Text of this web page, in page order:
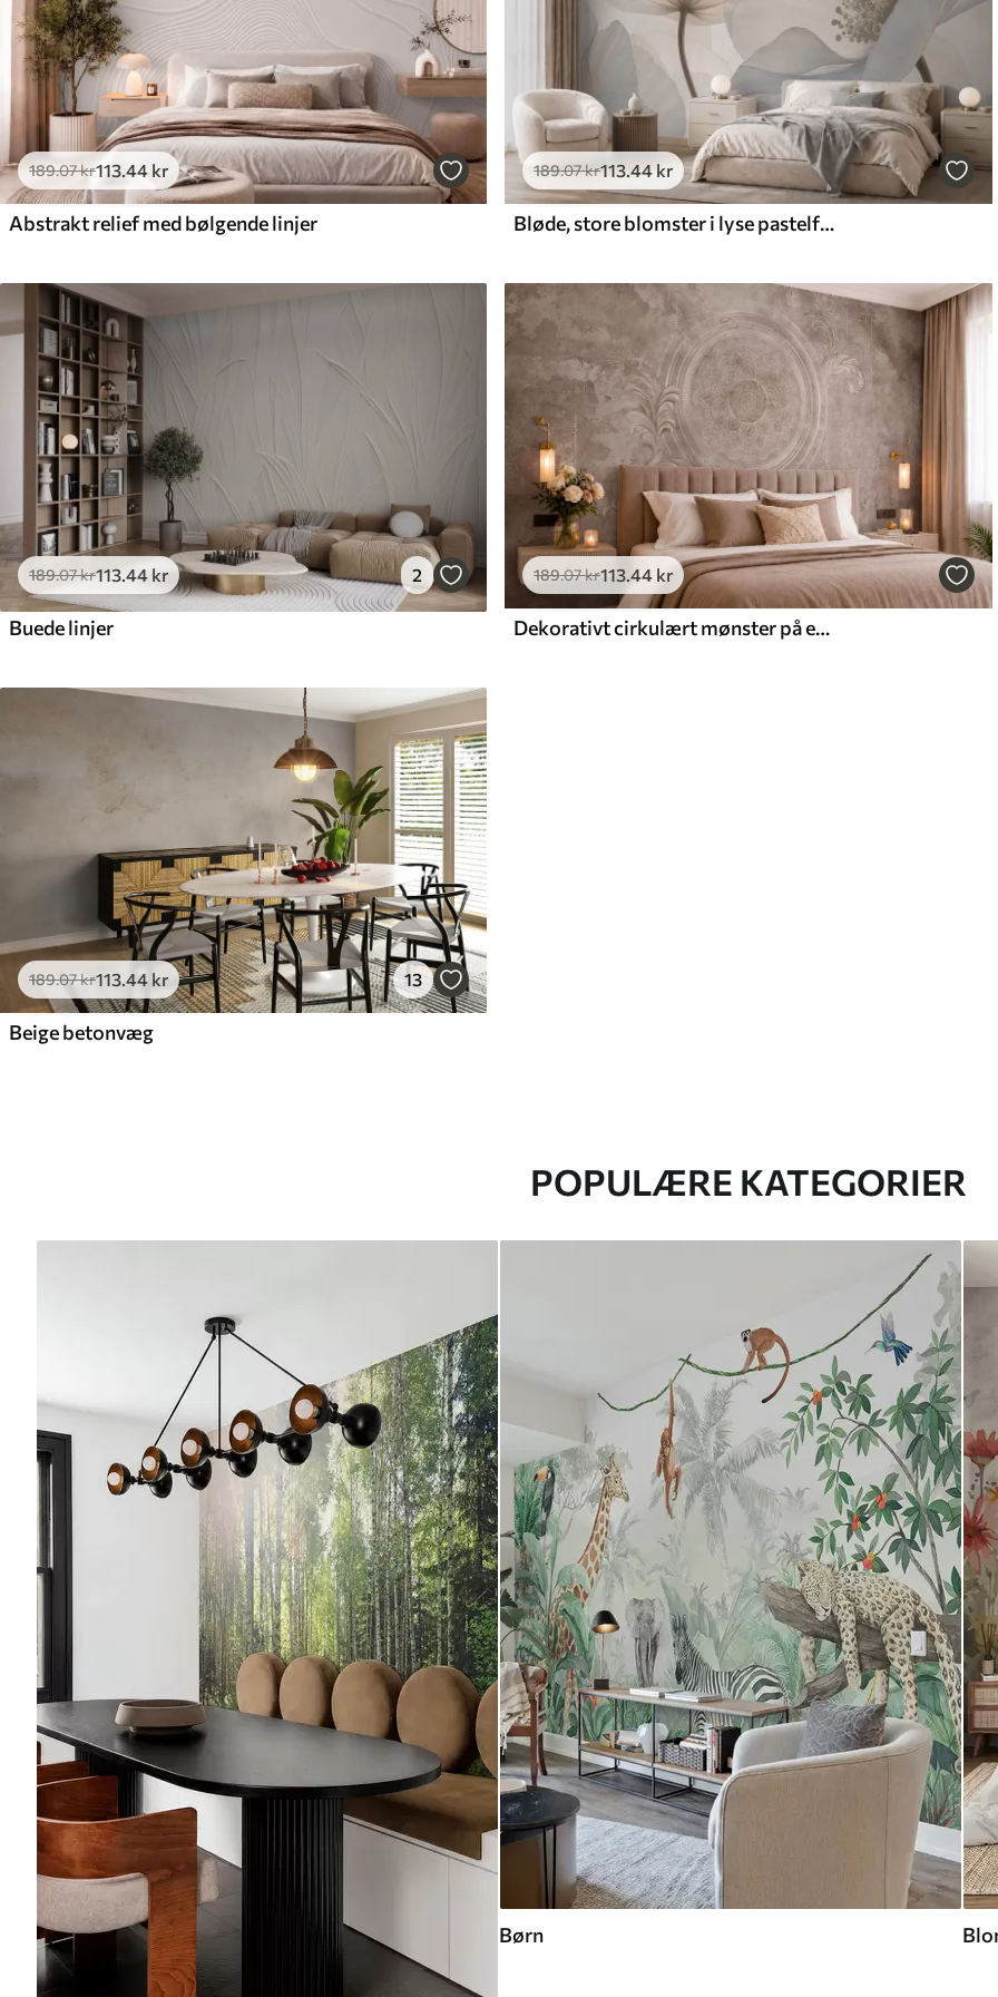
189.07kr113.44 kr
Abstrakt relief med bølgende linjer
189.07kr113.44 kr
Bløde, store blomster i lyse pastelfarver
189.07kr113 .44 kr 2
Buede linjer
189.07kr113.44 kr
Dekorativt cirkulært mønster på en struktureret baggrund
189.07kr113 .44 kr 13
Beige betonvæg
POPULÆRE KATEGORIER
Børn